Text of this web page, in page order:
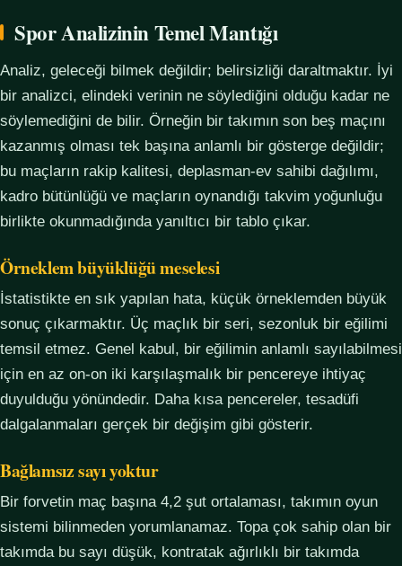
Spor Analizinin Temel Mantığı
Analiz, geleceği bilmek değildir; belirsizliği daraltmaktır. İyi
bir analizci, elindeki verinin ne söylediğini olduğu kadar ne
söylemediğini de bilir. Örneğin bir takımın son beş maçını
kazanmış olması tek başına anlamlı bir gösterge değildir;
bu maçların rakip kalitesi, deplasman-ev sahibi dağılımı,
kadro bütünlüğü ve maçların oynandığı takvim yoğunluğu
birlikte okunmadığında yanıltıcı bir tablo çıkar.
Örneklem büyüklüğü meselesi
İstatistikte en sık yapılan hata, küçük örneklemden büyük
sonuç çıkarmaktır. Üç maçlık bir seri, sezonluk bir eğilimi
temsil etmez. Genel kabul, bir eğilimin anlamlı sayılabilmesi
için en az on-on iki karşılaşmalık bir pencereye ihtiyaç
duyulduğu yönündedir. Daha kısa pencereler, tesadüfi
dalgalanmaları gerçek bir değişim gibi gösterir.
Bağlamsız sayı yoktur
Bir forvetin maç başına 4,2 şut ortalaması, takımın oyun
sistemi bilinmeden yorumlanamaz. Topa çok sahip olan bir
takımda bu sayı düşük, kontratak ağırlıklı bir takımda